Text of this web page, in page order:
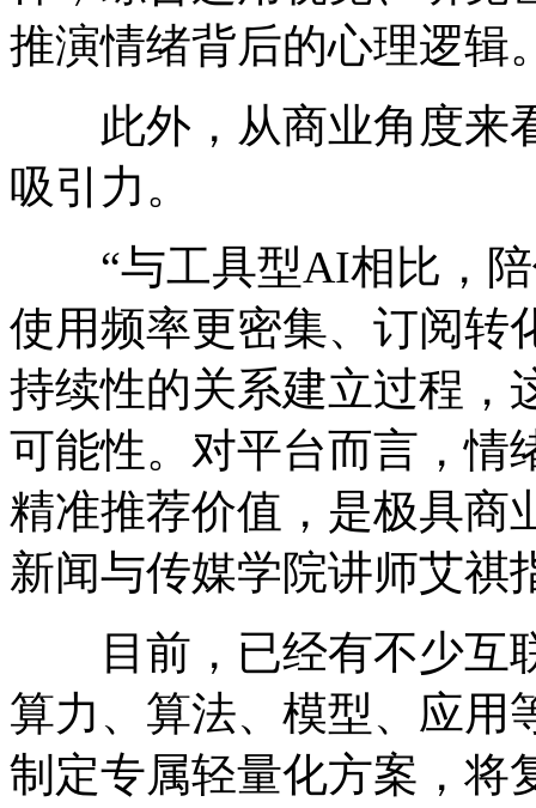
推演情绪背后的心理逻辑
此外，从商业角度来
吸引力。
“与工具型AI相比，陪
使用频率更密集、订阅转
持续性的关系建立过程，
可能性。对平台而言，情
精准推荐价值，是极具商
新闻与传媒学院讲师艾祺
目前，已经有不少互
算力、算法、模型、应用
制定专属轻量化方案，将